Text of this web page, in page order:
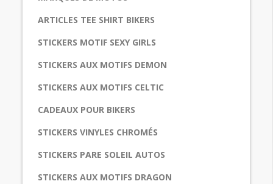
ARTICLES TEE SHIRT BIKERS
STICKERS MOTIF SEXY GIRLS
STICKERS AUX MOTIFS DEMON
STICKERS AUX MOTIFS CELTIC
CADEAUX POUR BIKERS
STICKERS VINYLES CHROMÉS
STICKERS PARE SOLEIL AUTOS
STICKERS AUX MOTIFS DRAGON